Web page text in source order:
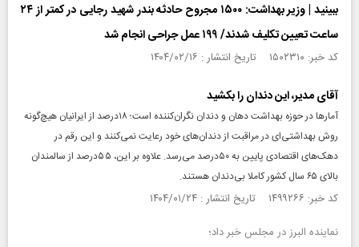
ببینید | وزیر بهداشت: ۱۵۰۰ مجروح حادثه بندر شهید رجایی در کمتر از ۲۴
ساعت تعیین تکلیف شدند/ ۱۹۹ عمل جراحی انجام شد
کد خبر: ۱۵۰۲۳۱۰ تاریخ انتشار : ۱۴۰۴/۰۲/۱۶
آقای مدیر، این دندان را بکشید
آمارها در حوزه بهداشت دهان و دندان نگران‌کننده است‌؛ ۱۸‌درصد از ایرانیان هیچ‌گونه
روش بهداشتی‌ای در مراقبت از دندان‌های خود رعایت نمی‌کنند و این رقم در
دهک‌های اقتصادی پایین به ۵۰‌درصد می‌رسد. علاوه بر این، ۵۵‌درصد از سالمندان
بالای ۶۵ سال کشور کاملا بی‌دندان هستند.
کد خبر: ۱۴۹۹۲۶۶ تاریخ انتشار : ۱۴۰۴/۰۱/۲۴
نماینده البرز در مجلس خبر داد؛